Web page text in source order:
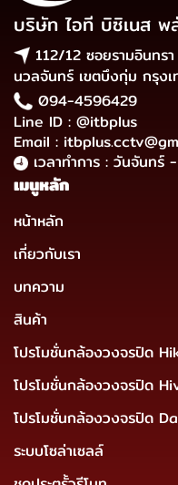
บริษัท ไอที บิซิเนส พ
112/12 ซอยรามอินทร
นวลจันทร์ เขตบึงกุ่ม กรุง
094-4596429
Line ID : @itbplus
Email :
เวลาทำการ : วันจันท
เมนูหลัก
หน้าหลัก
เกี่ยวกับเรา
บทความ
สินค้า
โปรโมชั่นกล้องวงจรปิด
โปรโมชั่นกล้องวงจรปิด
โปรโมชั่นกล้องวงจรปิด
ระบบโซล่าเซลล์